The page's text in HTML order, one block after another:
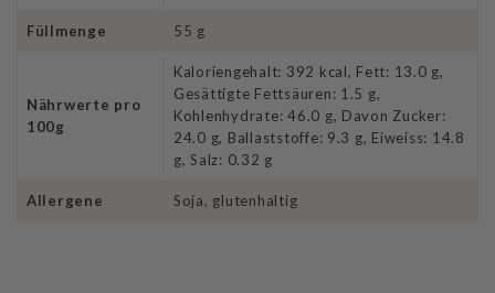
Füllmenge 55 g
Nährwerte pro
100g
Kaloriengehalt: 392 kcal, Fett: 13.0 g,
Gesättigte Fettsäuren: 1.5 g,
Kohlenhydrate: 46.0 g, Davon Zucker:
24.0 g, Ballaststoffe: 9.3 g, Eiweiss: 14.8
g, Salz: 0.32 g
Allergene Soja, glutenhaltig